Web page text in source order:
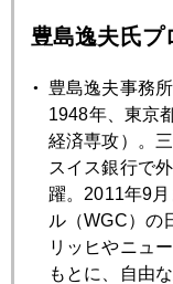
ですから、世の中の
ってゆくものを資
金プラチナも、その
ユニクロが値上げす
との兆しと捉えて、
豊島逸夫氏プ
豊島逸夫事務所
1948年、東京
経済専攻）。
スイス銀行で
躍。2011年9
ル（WGC）の
リッヒやニュ
もとに、自由